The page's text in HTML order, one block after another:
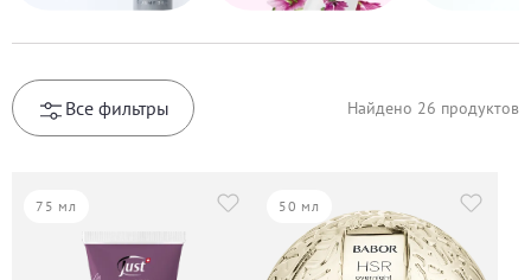
Все фильтры Найдено 26 продуктов
75 мл 50 мл